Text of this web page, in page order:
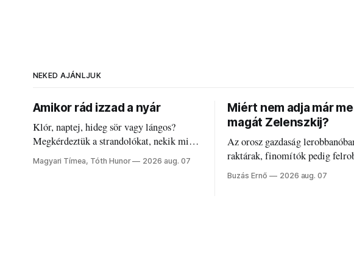
NEKED AJÁNLJUK
Amikor rád izzad a nyár
Klór, naptej, hideg sör vagy lángos?
Megkérdeztük a strandolókat, nekik mi
jelenti a nyarat, és hogyan bírják a
kánikulát.
Magyari Tímea, Tóth Hunor 2026 aug. 07
Miért nem adja már
magát Zelenszkij?
Az orosz gazdaság
raktárak, finomítók pedig
Akárcsak az ukrán népharag,
elégedetlen vezetőivel.
Buzás Ernő 2026 aug. 07